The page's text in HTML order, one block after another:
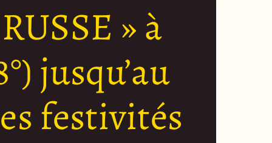
» à
jusqu’au
festivités